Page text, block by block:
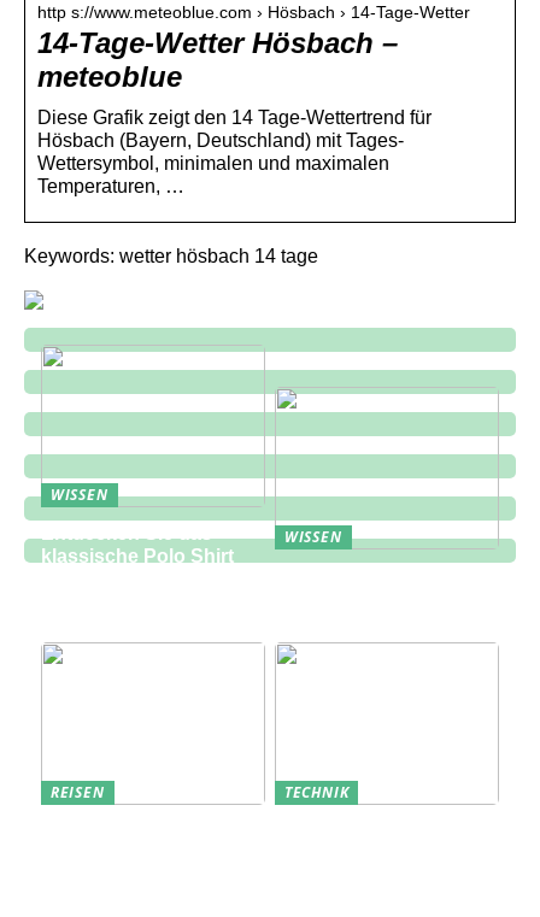
http s://www.meteoblue.com › Hösbach › 14-Tage-Wetter
14-Tage-Wetter Hösbach –
meteoblue
Diese Grafik zeigt den 14 Tage-Wettertrend für
Hösbach (Bayern, Deutschland) mit Tages-
Wettersymbol, minimalen und maximalen
Temperaturen, …
Keywords: wetter hösbach 14 tage
WISSEN
klassische Polo Shirt
WISSEN
REISEN
TECHNIK